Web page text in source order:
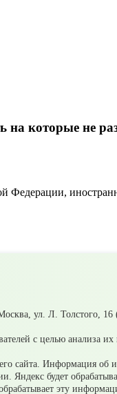
на которые не
).docx
ул. Л. Толстого,
с целью анализа их
сайта. Информация об
Яндекс будет
эту